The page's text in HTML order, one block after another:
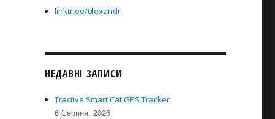
linktr.ee/0lexandr
НЕДАВНІ ЗАПИСИ
Tractive Smart Cat GPS Tracker
6 Серпня, 2026